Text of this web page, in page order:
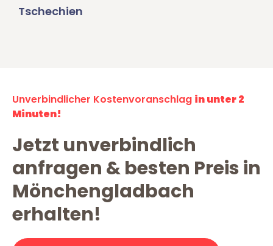
Tschechien
Unverbindlicher Kostenvoranschlag in unter 2
Minuten!
Jetzt unverbindlich
anfragen & besten Preis in
Mönchengladbach
erhalten!